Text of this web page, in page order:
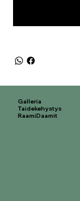
Galleria
Taidekehystys
RaamiDaamit